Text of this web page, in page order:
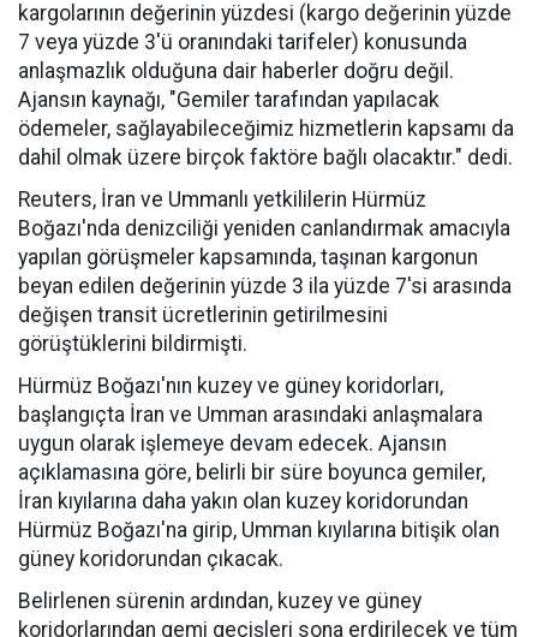
kargolarının değerinin yüzdesi (kargo değerinin yüzde
7 veya yüzde 3'ü oranındaki tarifeler) konusunda
anlaşmazlık olduğuna dair haberler doğru değil.
Ajansın kaynağı, "Gemiler tarafından yapılacak
ödemeler, sağlayabileceğimiz hizmetlerin kapsamı da
dahil olmak üzere birçok faktöre bağlı olacaktır." dedi.
Reuters, İran ve Ummanlı yetkililerin Hürmüz
Boğazı'nda denizciliği yeniden canlandırmak amacıyla
yapılan görüşmeler kapsamında, taşınan kargonun
beyan edilen değerinin yüzde 3 ila yüzde 7'si arasında
değişen transit ücretlerinin getirilmesini
görüştüklerini bildirmişti.
Hürmüz Boğazı'nın kuzey ve güney koridorları,
başlangıçta İran ve Umman arasındaki anlaşmalara
uygun olarak işlemeye devam edecek. Ajansın
açıklamasına göre, belirli bir süre boyunca gemiler,
İran kıyılarına daha yakın olan kuzey koridorundan
Hürmüz Boğazı'na girip, Umman kıyılarına bitişik olan
güney koridorundan çıkacak.
Belirlenen sürenin ardından, kuzey ve güney
koridorlarından gemi geçişleri sona erdirilecek ve tüm